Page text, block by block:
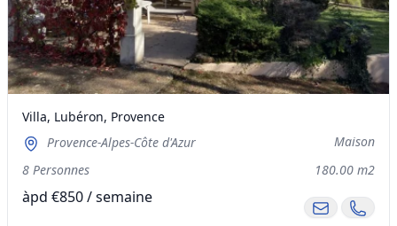
Villa, Lubéron, Provence
Provence-Alpes-Côte d'Azur
Maison
8 Personnes
180.00 m2
àpd €850 / semaine